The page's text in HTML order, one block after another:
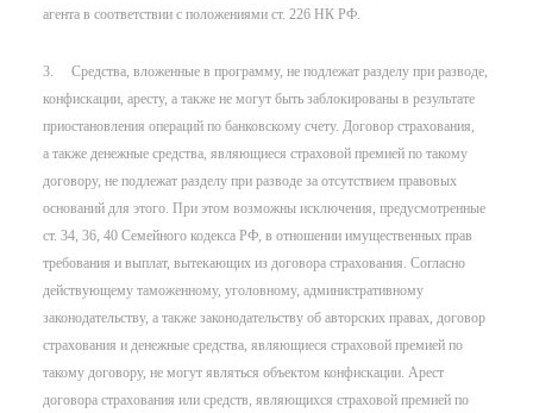
агента в соответствии с положениями ст. 226 НК РФ.
3. Средства, вложенные в программу, не подлежат разделу при разводе,
конфискации, аресту, а также не могут быть заблокированы в результате
приостановления операций по банковскому счету. Договор страхования,
а также денежные средства, являющиеся страховой премией по такому
договору, не подлежат разделу при разводе за отсутствием правовых
оснований для этого. При этом возможны исключения, предусмотренные
ст. 34, 36, 40 Семейного кодекса РФ, в отношении имущественных прав
требования и выплат, вытекающих из договора страхования. Согласно
действующему таможенному, уголовному, административному
законодательству, а также законодательству об авторских правах, договор
страхования и денежные средства, являющиеся страховой премией по
такому договору, не могут являться объектом конфискации. Арест
договора страхования или средств, являющихся страховой премией по